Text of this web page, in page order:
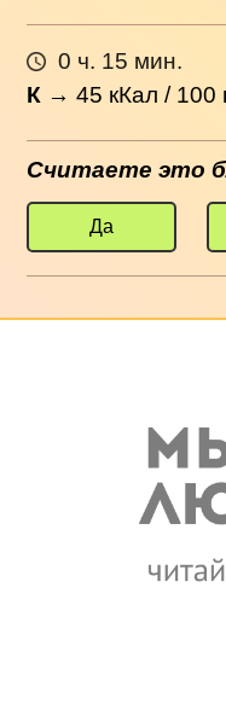
0 ч. 15 мин.
К →45 кКал / 100
Считаете это
Да